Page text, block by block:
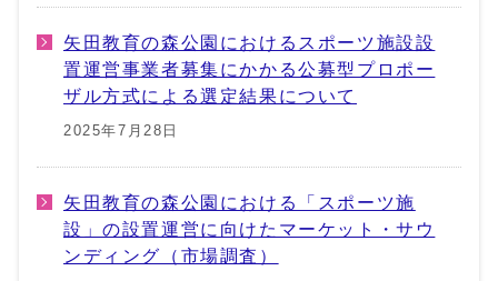
矢田教育の森公園におけるスポーツ施設設
置運営事業者募集にかかる公募型プロポー
ザル方式による選定結果について
2025年7月28日
矢田教育の森公園における「スポーツ施
設」の設置運営に向けたマーケット・サウ
ンディング（市場調査）